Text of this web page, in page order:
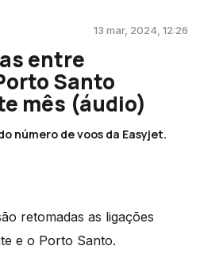
13 mar, 2024, 12:26
entre
Santo
mês (áudio)
número de voos da Easyjet.
retomadas as ligações
e o Porto Santo.